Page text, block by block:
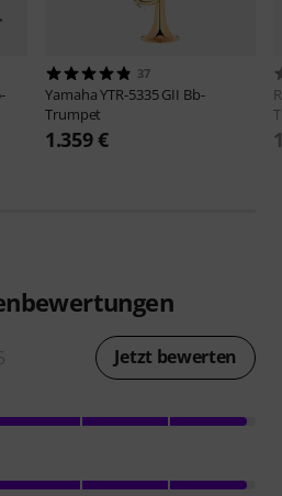
37
YamahaYTR-5335 GII Bb-
Trumpet
1.359 €
Jetzt bewerten